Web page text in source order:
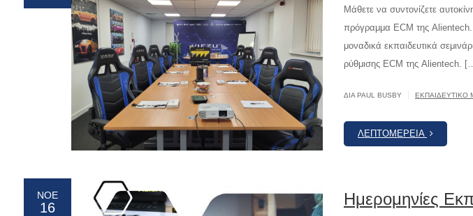
Μάθετε να συντονίζετε
πρόγραμμα ECM της Alientech.
μοναδικά εκπαιδευτικά
ρύθμισης ECM της Alientech.
ΔΙΆ PAUL BUSBY ΕΚΠΑΙΔΕΥΤΙΚΌ
ΛΕΠΤΟΜΈΡΕΙΑ
ΝΟΈ
16 Ημερομηνίες